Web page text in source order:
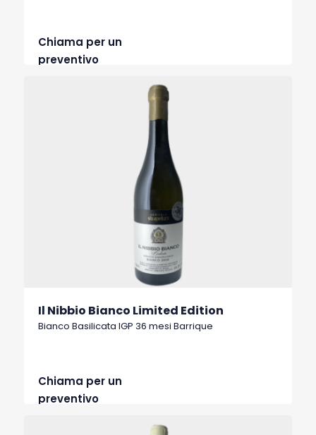
Chiama per un
preventivo
Il Nibbio Bianco Limited Edition
Bianco Basilicata IGP 36 mesi Barrique
Chiama per un
preventivo